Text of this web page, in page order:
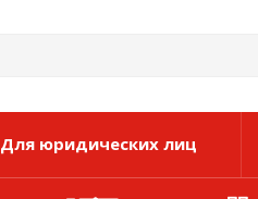
Для юридических лиц